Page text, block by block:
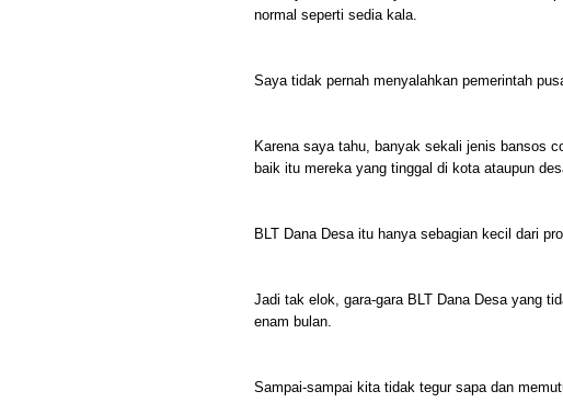
normal seperti sedia kala.
Saya tidak pernah menyalahkan pemerintah
Karena saya tahu, banyak sekali jenis bansos
baik itu mereka yang tinggal di kota ataupun
BLT Dana Desa itu hanya sebagian kecil dari
Jadi tak elok, gara-gara BLT Dana Desa yang
enam bulan.
Sampai-sampai kita tidak tegur sapa dan